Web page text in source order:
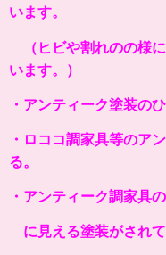
います。
（ヒビや割れのの様
います。）
・アンティーク塗装の
・ロココ調家具等のア
る。
・アンティーク調家具
に見える塗装がされて